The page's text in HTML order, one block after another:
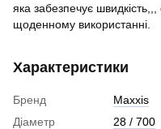
яка забезпечує швидкість,,,
щоденному використанні.
Характеристики
Бренд
Maxxis
Діаметр
28 / 700